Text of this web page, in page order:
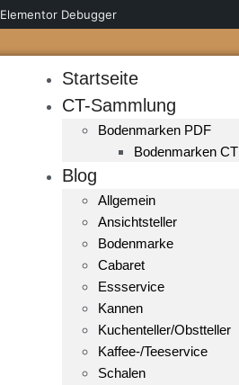
Elementor Debugger
Startseite
CT-Sammlung
Bodenmarken PDF
Bodenmarken CT
Blog
Allgemein
Ansichtsteller
Bodenmarke
Cabaret
Essservice
Kannen
Kuchenteller/Obstteller
Kaffee-/Teeservice
Schalen